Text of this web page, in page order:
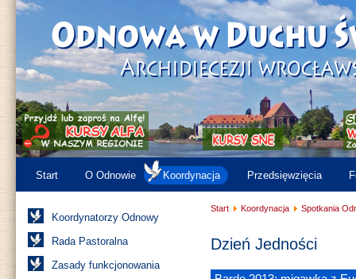
Start O Odnowie Koordynacja Przedsięwzięcia
Koordynatorzy Odnowy
Rada Pastoralna
Zasady funkcjonowania
Start Koordynacja Spotkania
Dzień Jedności